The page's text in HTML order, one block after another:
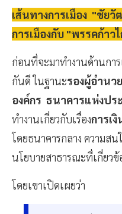
เส้นทางการเมือง "ชัย
การเมืองกับ "พรรคก้าว
ก่อนที่จะมาทำงานด้านการ
กันดี ในฐานะรองผู้อำนว
องค์กร ธนาคารแห่งปร
ทำงานเกี่ยวกับเรื่องการเ
โดยธนาคารกลาง ความสน
นโยบายสาธารณะที่เกี่ยวข้
โดยเขาเปิดเผยว่า